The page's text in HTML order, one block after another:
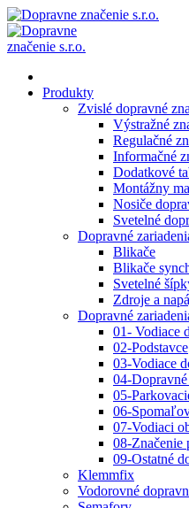
Produkty
Zvislé dopravné
Výstražné
Regulačné
Informačné
Dodatkové
Montážny
Nosiče
Svetelné
Dopravné
Blikače
Blikače
Svetelné
Zdroje a
Dopravné
01- Vodiace
02-Podstavce
03-Vodiace
04-
05-
06-
07-Vodiaci
08-Značenie
09-Ostatné
Klemmfix
Vodorovné